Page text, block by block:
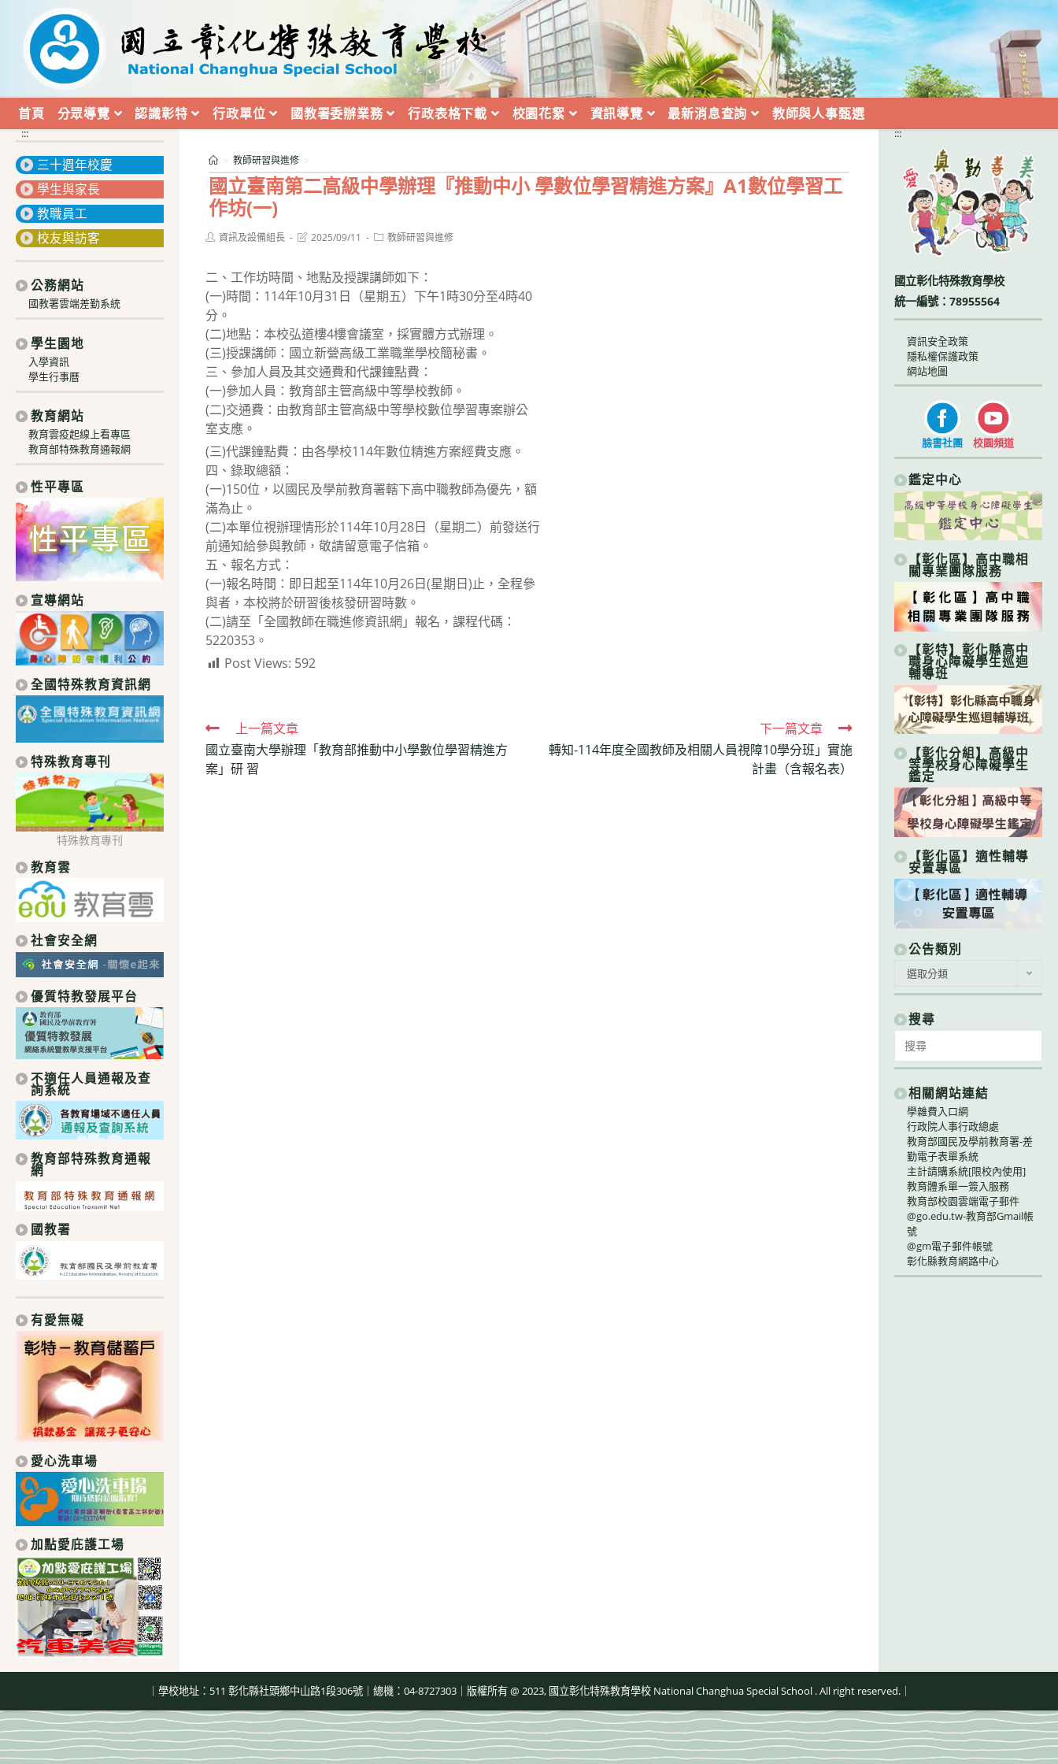
內
首頁 分眾導覽 認識彰特 行政單位 國教署委辦業務 行政表格下載 校園花絮 資訊導覽 最新消息查詢 教師與人事甄選
國立臺南第二高級中學辦理『推動中小 學數位學習精進方案』A1數位學習工
作坊(一)
> 教師研習與進修 >
Post資訊及設備組長
Post2025/09/11
Post教師研習與進修
二、工作坊時間、地點及授課講師如下：
(一)時間：114年10月31日（星期五）下午1時30分至4時40
分。
(二)地點：本校弘道樓4樓會議室，採實體方式辦理。
(三)授課講師：國立新營高級工業職業學校簡秘書。
三、參加人員及其交通費和代課鐘點費：
(一)參加人員：教育部主管高級中等學校教師。
(二)交通費：由教育部主管高級中等學校數位學習專案辦公
室支應。
(三)代課鐘點費：由各學校114年數位精進方案經費支應。
四、錄取總額：
(一)150位，以國民及學前教育署轄下高中職教師為優先，額
滿為止。
(二)本單位視辦理情形於114年10月28日（星期二）前發送行
前通知給參與教師，敬請留意電子信箱。
五、報名方式：
(一)報名時間：即日起至114年10月26日(星期日)止，全程參
與者，本校將於研習後核發研習時數。
(二)請至「全國教師在職進修資訊網」報名，課程代碼：
5220353。
Post Views: 592
Read
more
articles
上一篇文章
國立臺南大學辦理「教育部推動中小學數位學習精進方
案」研 習
下一篇文章
轉知-114年度全國教師及相關人員視障10學分班」實施
計畫（含報名表）
:::
三十週年校慶
學生與家長
教職員工
校友與訪客
公務網站
國教署雲端差勤系統
學生園地
入學資訊
學生行事曆
教育網站
教育雲疫起線上看專區
教育部特殊教育通報網
性平專區
宣導網站
全國特殊教育資訊網
特殊教育專刊
特殊教育專刊
教育雲
社會安全網
優質特教發展平台
不適任人員通報及查
詢系統
教育部特殊教育通報
網
國教署
有愛無礙
愛心洗車場
加點愛庇護工場
:::
國立彰化特殊教育學校
統一編號：78955564
資訊安全政策
隱私權保護政策
網站地圖
臉書社團 校園頻道
鑑定中心
【彰化區】高中職相
關專業團隊服務
【彰特】彰化縣高中
職身心障礙學生巡迴
輔導班
【彰化分組】高級中
等學校身心障礙學生
鑑定
【彰化區】適性輔導
安置專區
公告類別
類
別
選取分類
搜尋
for:
相關網站連結
學雜費入口網
行政院人事行政總處
教育部國民及學前教育署-差
勤電子表單系統
主計請購系統[限校內使用]
教育體系單一簽入服務
教育部校園雲端電子郵件
@go.edu.tw-教育部Gmail帳
號
@gm電子郵件帳號
彰化縣教育網路中心
｜學校地址：511 彰化縣社頭鄉中山路1段306號｜總機：04-8727303｜版權所有 @ 2023, 國立彰化特殊教育學校 National Changhua Special School . All right reserved.｜